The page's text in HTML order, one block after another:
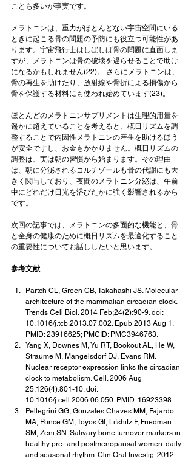
ことも多いが事実です。
メラトニンは、重力がほとんどない宇宙空間にいる
ときに起こる骨の問題の予防にも役立つ可能性があ
ります。宇宙飛行士はしばしば骨の問題に直面しま
すが、メラトニンは骨の破壊を遅らせることで助け
になるかもしれません(22)。 さらにメラトニンは、
骨の再生を助けたり、放射線や骨折による損傷から
骨を保護する材料にも使われ始めています(23)。
ほとんどのメラトニンサプリメントは生理的用量を
遥かに超えていることを考えると、概日リズムを調
整することで内因性メラトニンの産生を助けるほう
が安全ですし、お金もかかりません。概日リズムの
調整は、実は朝の習慣から始まります。その理由
は、朝に分泌されるコルチゾールも骨の代謝にも大
きく関与しており、夜間のメラトニン分泌は、午前
中にどれだけ日光を浴びたかに強く影響されるから
です。
次回の記事では、メラトニンの多面的な機能と、骨
と全身の健康のために概日リズムを最適化すること
の重要性についてお話ししたいと思います。
参考文献
Partch CL, Green CB, Takahashi JS. Molecular
architecture of the mammalian circadian clock.
Trends Cell Biol. 2014 Feb;24(2):90-9. doi:
10.1016/j.tcb.2013.07.002. Epub 2013 Aug 1.
PMID: 23916625; PMCID: PMC3946763.
Yang X, Downes M, Yu RT, Bookout AL, He W,
Straume M, Mangelsdorf DJ, Evans RM.
Nuclear receptor expression links the circadian
clock to metabolism. Cell. 2006 Aug
25;126(4):801-10. doi:
10.1016/j.cell.2006.06.050. PMID: 16923398.
Pellegrini GG, Gonzales Chaves MM, Fajardo
MA, Ponce GM, Toyos GI, Lifshitz F, Friedman
SM, Zeni SN. Salivary bone turnover markers in
healthy pre- and postmenopausal women: daily
and seasonal rhythm. Clin Oral Investig. 2012